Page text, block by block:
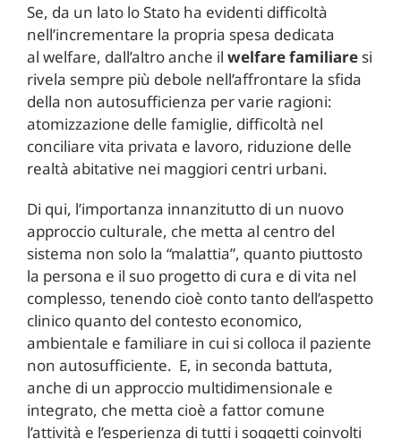
Se, da un lato lo Stato ha evidenti difficoltà
nell’incrementare la propria spesa dedicata
al welfare, dall’altro anche il welfare familiaresi
rivela sempre più debole nell’affrontare la sfida
della non autosufficienza per varie ragioni:
atomizzazione delle famiglie, difficoltà nel
conciliare vita privata e lavoro, riduzione delle
realtà abitative nei maggiori centri urbani.
Di qui, l’importanza innanzitutto di un nuovo
approccio culturale, che metta al centro del
sistema non solo la “malattia”, quanto piuttosto
la persona e il suo progetto di cura e di vita nel
complesso, tenendo cioè conto tanto dell’aspetto
clinico quanto del contesto economico,
ambientale e familiare in cui si colloca il paziente
non autosufficiente. E, in seconda battuta,
anche di un approccio multidimensionale e
integrato, che metta cioè a fattor comune
l’attività e l’esperienza di tutti i soggetti coinvolti